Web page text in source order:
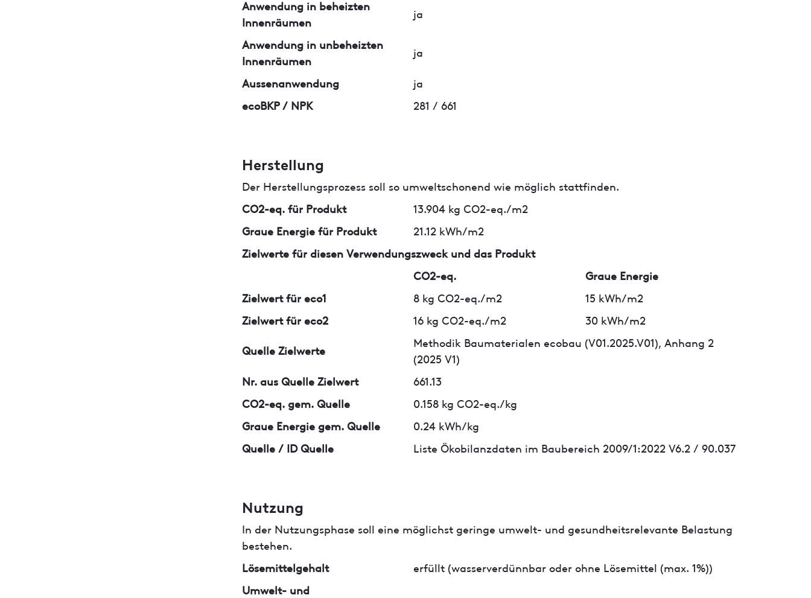
Anwendung in beheizten
Innenräumen
ja
Anwendung in unbeheizten
Innenräumen
ja
Aussenanwendung
ja
ecoBKP / NPK
281 / 661
Herstellung
Der Herstellungsprozess soll so umweltschonend wie möglich stattfinden.
CO2-eq. für Produkt
13.904 kg CO2-eq./m2
Graue Energie für Produkt
21.12 kWh/m2
Zielwerte für diesen Verwendungszweck und das Produkt
CO2-eq.
Graue Energie
Zielwert für eco1
8 kg CO2-eq./m2
15 kWh/m2
Zielwert für eco2
16 kg CO2-eq./m2 30 kWh/m2
Quelle Zielwerte
Methodik Baumaterialen ecobau (V01.2025.V01), Anhang 2
(2025 V1)
Nr. aus Quelle Zielwert
661.13
CO2-eq. gem. Quelle
0.158 kg CO2-eq./kg
Graue Energie gem. Quelle
0.24 kWh/kg
Quelle / ID Quelle
Liste Ökobilanzdaten im Baubereich 2009/1:2022 V6.2 / 90.037
Nutzung
In der Nutzungsphase soll eine möglichst geringe umwelt- und gesundheitsrelevante Belastung
bestehen.
Lösemittelgehalt
erfüllt (wasserverdünnbar oder ohne Lösemittel (max. 1%))
Umwelt- und